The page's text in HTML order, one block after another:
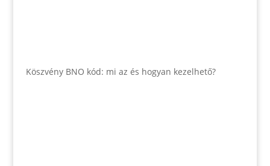
Köszvény BNO kód: mi az és hogyan kezelhető?